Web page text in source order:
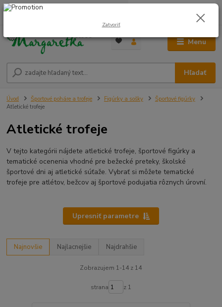
Menu
Hľadať
0948 236 042
0,00 €
Úvod Športové poháre a trofeje Figúrky a sošky
Športové figúrky
Atletické trofeje
Atletické trofeje
V tejto kategórii nájdete atletické trofeje, športové figúrky a
tematické ocenenia vhodné pre bežecké preteky, školské
športové dni aj atletické súťaže. Vybrať si môžete tematické
trofeje pre atlétov, bežcov aj športové podujatia rôznych úrovní.
Upresniť parametre
Najnovšie Najlacnejšie Najdrahšie
Zobrazujem 1-14 z 14
strana z 1
Zatvoriť